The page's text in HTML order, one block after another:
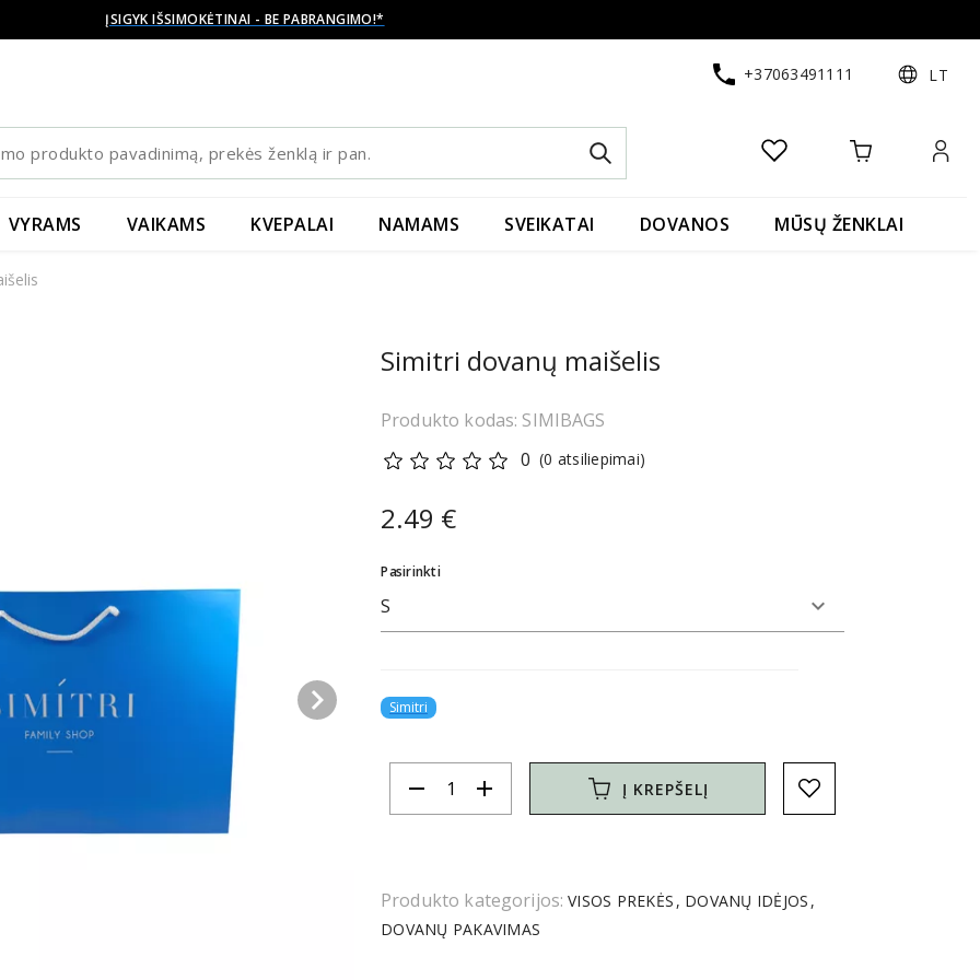
ĮSIGYK IŠSIMOKĖTINAI - BE PABRANGIMO!*
+37063491111 LT
VYRAMS VAIKAMS KVEPALAI NAMAMS SVEIKATAI DOVANOS MŪSŲ ŽENKLAI
keyboard_arrow_right
Simitri dovanų maišelis
Produkto kodas: SIMIBAGS
0 (0 atsiliepimai)
2.49 €
Pasirinkti
S
Simitri
Produkto kategorijos: VISOS PREKĖS DOVANŲ IDĖJOS
DOVANŲ PAKAVIMAS
remove add Į KREPŠELĮ